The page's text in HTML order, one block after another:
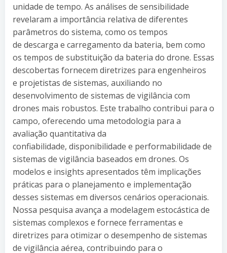
unidade de tempo. As análises de sensibilidade
revelaram a importância relativa de diferentes
parâmetros do sistema, como os tempos
de descarga e carregamento da bateria, bem como
os tempos de substituição da bateria do drone. Essas
descobertas fornecem diretrizes para engenheiros
e projetistas de sistemas, auxiliando no
desenvolvimento de sistemas de vigilância com
drones mais robustos. Este trabalho contribui para o
campo, oferecendo uma metodologia para a
avaliação quantitativa da
confiabilidade, disponibilidade e performabilidade de
sistemas de vigilância baseados em drones. Os
modelos e insights apresentados têm implicações
práticas para o planejamento e implementação
desses sistemas em diversos cenários operacionais.
Nossa pesquisa avança a modelagem estocástica de
sistemas complexos e fornece ferramentas e
diretrizes para otimizar o desempenho de sistemas
de vigilância aérea, contribuindo para o